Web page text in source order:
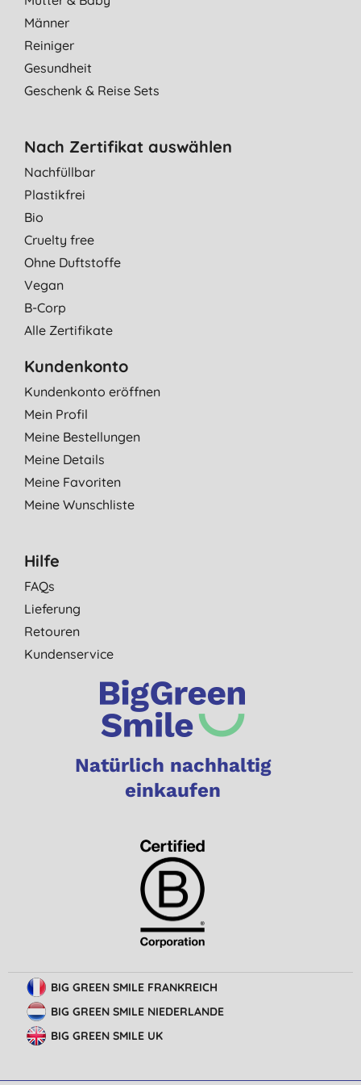
Männer
Reiniger
Gesundheit
Geschenk & Reise Sets
Nach Zertifikat auswählen
Nachfüllbar
Plastikfrei
Bio
Cruelty free
Ohne Duftstoffe
Vegan
B-Corp
Alle Zertifikate
Kundenkonto
Kundenkonto eröffnen
Mein Profil
Meine Bestellungen
Meine Details
Meine Favoriten
Meine Wunschliste
Hilfe
FAQs
Lieferung
Retouren
Kundenservice
Natürlich nachhaltig
einkaufen
BIG GREEN SMILE FRANKREICH
BIG GREEN SMILE NIEDERLANDE
BIG GREEN SMILE UK